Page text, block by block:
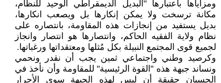
ومزاياها باعتبارها "البديل الديمقراطي الوحيد للنظام،
مكانة ترسخت ولا يمكن إنكارها بل ويصعب انكارها،
بديل يستفيد من إنجازات هذه المقاومة، بانتصاره على
نظام ولاية الفقيه الحاكم، وانتصارها هو انتصار وانجاز
لجميع قوى المجتمع النبيلة بكل مُثلها ومعتقداتها ورغباتها.
وكرصيد وطني واجتماعي ثمين يجب أن نقدر ونحمي
ونساند جبهة هذه "القوة الرئيسية" للمقاومة وأن نأخذ في
الحسبان حقيقة أن ليس لهذه الجبهة سوى الأحرار